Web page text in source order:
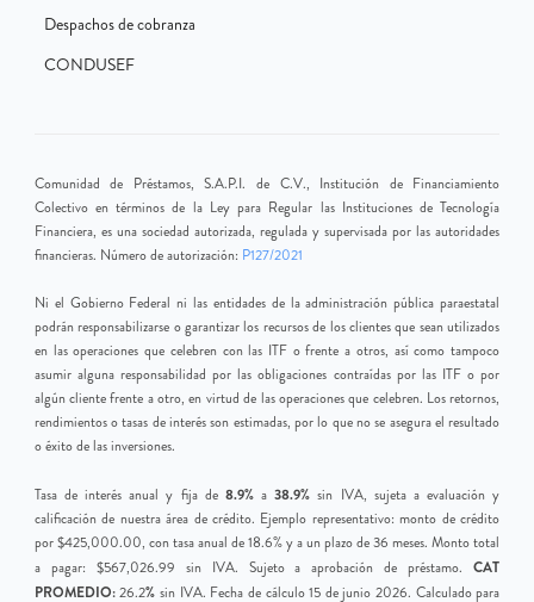
Despachos de cobranza
CONDUSEF
Comunidad de Préstamos, S.A.P.I. de C.V., Institución de Financiamiento
Colectivo en términos de la Ley para Regular las Instituciones de Tecnología
Financiera, es una sociedad autorizada, regulada y supervisada por las autoridades
financieras. Número de autorización: P127/2021
Ni el Gobierno Federal ni las entidades de la administración pública paraestatal
podrán responsabilizarse o garantizar los recursos de los clientes que sean utilizados
en las operaciones que celebren con las ITF o frente a otros, así como tampoco
asumir alguna responsabilidad por las obligaciones contraídas por las ITF o por
algún cliente frente a otro, en virtud de las operaciones que celebren. Los retornos,
rendimientos o tasas de interés son estimadas, por lo que no se asegura el resultado
o éxito de las inversiones.
Tasa de interés anual y fija de 8.9%a38.9% sin IVA, sujeta a evaluación y
calificación de nuestra área de crédito. Ejemplo representativo: monto de crédito
por $425,000.00, con tasa anual de 18.6% y a un plazo de 36 meses. Monto total
a pagar: $567,026.99 sin IVA. Sujeto a aprobación de préstamo.CAT
PROMEDIO:26.2% sin IVA. Fecha de cálculo 15 de junio 2026. Calculado para